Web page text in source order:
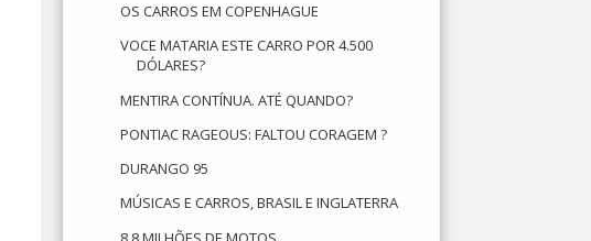
OS CARROS EM COPENHAGUE
VOCE MATARIA ESTE CARRO POR 4.500
DÓLARES?
MENTIRA CONTÍNUA. ATÉ QUANDO?
PONTIAC RAGEOUS: FALTOU CORAGEM ?
DURANGO 95
MÚSICAS E CARROS, BRASIL E INGLATERRA